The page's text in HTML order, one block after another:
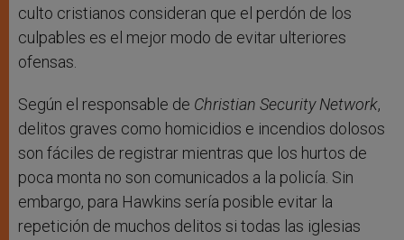
culto cristianos consideran que el perdón de los
culpables es el mejor modo de evitar ulteriores
ofensas.
Según el responsable de Christian Security Network,
delitos graves como homicidios e incendios dolosos
son fáciles de registrar mientras que los hurtos de
poca monta no son comunicados a la policía. Sin
embargo, para Hawkins sería posible evitar la
repetición de muchos delitos si todas las iglesias